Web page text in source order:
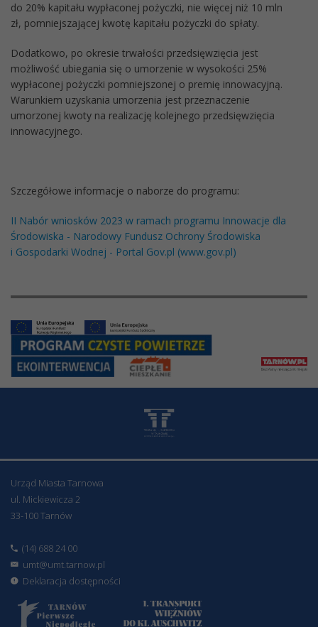
do 20% kapitału wypłaconej pożyczki, nie więcej niż 10 mln
zł, pomniejszającej kwotę kapitału pożyczki do spłaty.
Dodatkowo, po okresie trwałości przedsięwzięcia jest
możliwość ubiegania się o umorzenie w wysokości 25%
wypłaconej pożyczki pomniejszonej o premię innowacyjną.
Warunkiem uzyskania umorzenia jest przeznaczenie
umorzonej kwoty na realizację kolejnego przedsięwzięcia
innowacyjnego.
Szczegółowe informacje o naborze do programu:
II Nabór wniosków 2023 w ramach programu Innowacje dla
Środowiska - Narodowy Fundusz Ochrony Środowiska
i Gospodarki Wodnej - Portal Gov.pl (www.gov.pl)
Urząd Miasta Tarnowa
ul. Mickiewicza 2
33-100 Tarnów
(14) 688 24 00
umt@umt.tarnow.pl
Deklaracja dostępności